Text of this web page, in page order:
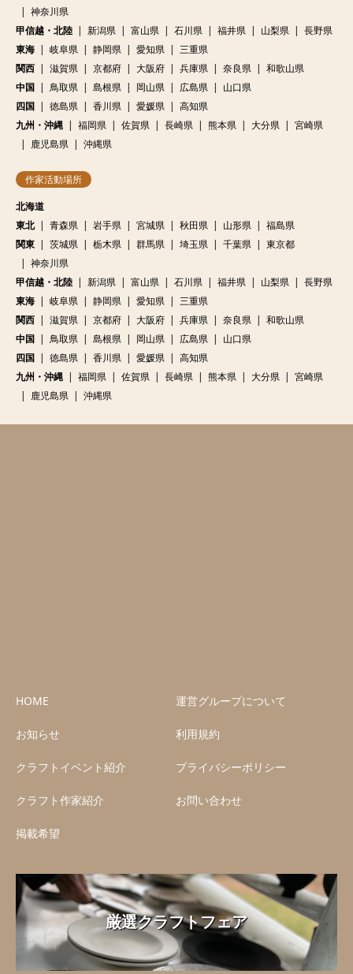
神奈川県
甲信越・北陸
新潟県 富山県 石川県 福井県 山梨県
長野県
東海
岐阜県 静岡県 愛知県
三重県
関西
滋賀県 京都府 大阪府 兵庫県 奈良県
和歌山県
中国
鳥取県 島根県 岡山県 広島県
山口県
四国
徳島県 香川県 愛媛県
高知県
九州・沖縄
福岡県 佐賀県 長崎県 熊本県 大分県
宮崎県
鹿児島県
沖縄県
作家活動場所
北海道
東北
青森県 岩手県 宮城県 秋田県 山形県
福島県
関東
茨城県 栃木県 群馬県 埼玉県 千葉県
東京都
神奈川県
甲信越・北陸
新潟県 富山県 石川県 福井県 山梨県
長野県
東海
岐阜県 静岡県 愛知県
三重県
関西
滋賀県 京都府 大阪府 兵庫県 奈良県
和歌山県
中国
鳥取県 島根県 岡山県 広島県
山口県
四国
徳島県 香川県 愛媛県
高知県
九州・沖縄
福岡県 佐賀県 長崎県 熊本県 大分県
宮崎県
鹿児島県
沖縄県
HOME
お知らせ
クラフトイベント紹介
クラフト作家紹介
掲載希望
運営グループについて
利用規約
プライバシーポリシー
お問い合わせ
厳選クラフトフェア